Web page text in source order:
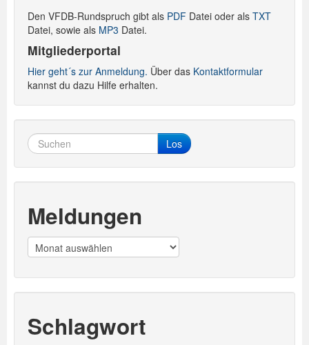
Den VFDB-Rundspruch gibt als PDF Datei oder als TXT
Datei, sowie als MP3 Datei.
Mitgliederportal
Hier geht´s zur Anmeldung. Über das Kontaktformular
kannst du dazu Hilfe erhalten.
Los
Meldungen
Meldungen
Schlagwort